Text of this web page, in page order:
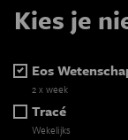
Kies je
Eos
2 x week
Tracé
Wekelijks